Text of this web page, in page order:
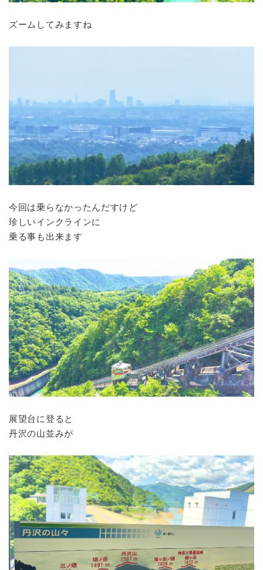
ズームしてみますね
今回は乗らなかったんだすけど
珍しいインクラインに
乗る事も出来ます
展望台に登ると
丹沢の山並みが